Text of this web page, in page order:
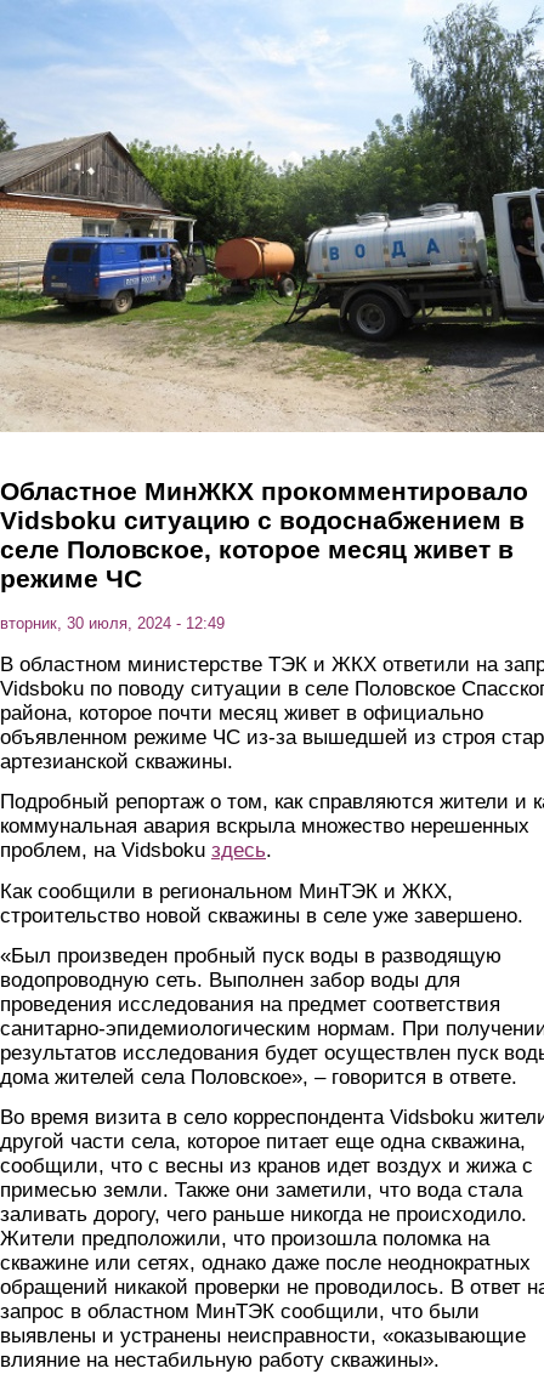
Перейти к основному содержанию
Областное МинЖКХ прокомментировало
Vidsboku ситуацию с водоснабжением в
селе Половское, которое месяц живет в
режиме ЧС
вторник, 30 июля, 2024 - 12:49
В областном министерстве ТЭК и ЖКХ ответили на
Vidsboku по поводу ситуации в селе Половское
района, которое почти месяц живет в официально
объявленном режиме ЧС из-за вышедшей из строя
артезианской скважины.
Подробный репортаж о том, как справляются жители и
коммунальная авария вскрыла множество нерешенных
проблем, на Vidsboku здесь.
Как сообщили в региональном МинТЭК и ЖКХ,
строительство новой скважины в селе уже завершено.
«Был произведен пробный пуск воды в разводящую
водопроводную сеть. Выполнен забор воды для
проведения исследования на предмет соответствия
санитарно-эпидемиологическим нормам. При
результатов исследования будет осуществлен пуск
дома жителей села Половское», – говорится в ответе.
Во время визита в село корреспондента Vidsboku
другой части села, которое питает еще одна скважина,
сообщили, что с весны из кранов идет воздух и жижа с
примесью земли. Также они заметили, что вода стала
заливать дорогу, чего раньше никогда не происходило.
Жители предположили, что произошла поломка на
скважине или сетях, однако даже после неоднократных
обращений никакой проверки не проводилось. В ответ
запрос в областном МинТЭК сообщили, что были
выявлены и устранены неисправности, «оказывающие
влияние на нестабильную работу скважины».